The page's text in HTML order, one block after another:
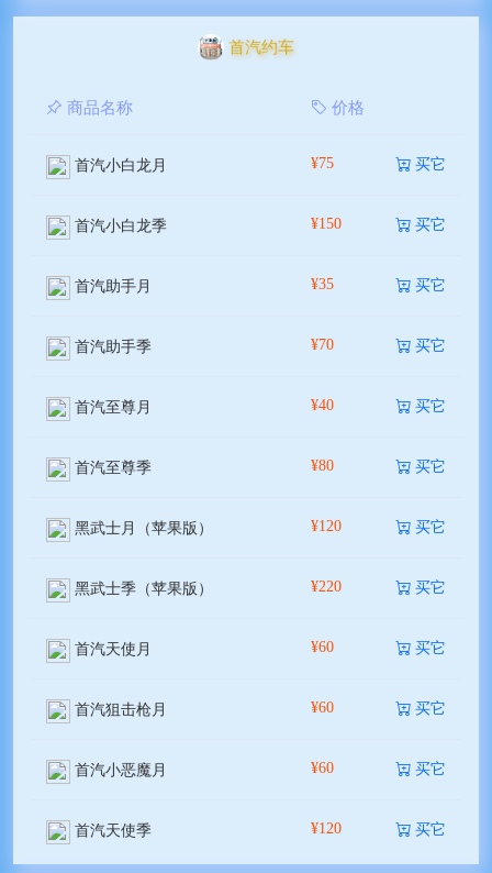
首汽约车
商品名称 价格
首汽小白龙月 ¥75 买它
首汽小白龙季 ¥150 买它
首汽助手月 ¥35 买它
首汽助手季 ¥70 买它
首汽至尊月 ¥40 买它
首汽至尊季 ¥80 买它
黑武士月（苹果版） ¥120 买它
黑武士季（苹果版） ¥220 买它
首汽天使月 ¥60 买它
首汽狙击枪月 ¥60 买它
首汽小恶魔月 ¥60 买它
首汽天使季 ¥120 买它